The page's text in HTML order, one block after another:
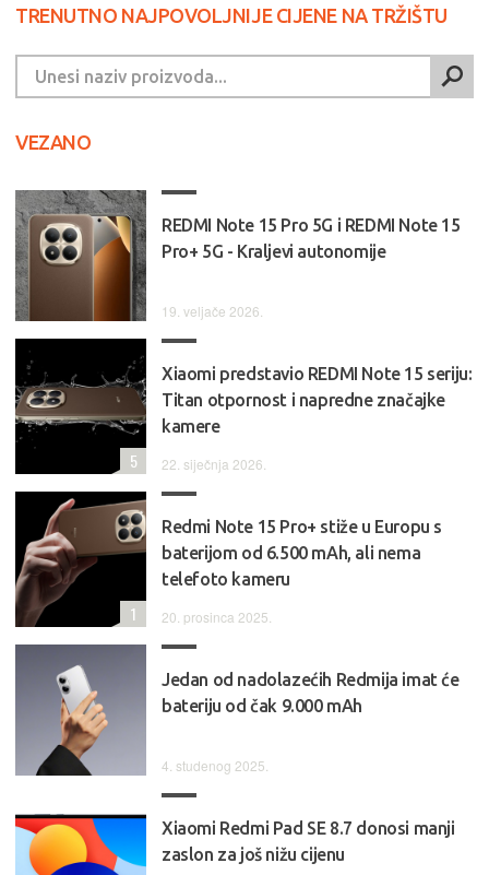
TRENUTNO NAJPOVOLJNIJE CIJENE NA TRŽIŠTU
VEZANO
REDMI Note 15 Pro 5G i REDMI Note 15
Pro+ 5G - Kraljevi autonomije
19. veljače 2026.
Xiaomi predstavio REDMI Note 15 seriju:
Titan otpornost i napredne značajke
kamere
22. siječnja 2026.
5
Redmi Note 15 Pro+ stiže u Europu s
baterijom od 6.500 mAh, ali nema
telefoto kameru
20. prosinca 2025.
1
Jedan od nadolazećih Redmija imat će
bateriju od čak 9.000 mAh
4. studenog 2025.
Xiaomi Redmi Pad SE 8.7 donosi manji
zaslon za još nižu cijenu